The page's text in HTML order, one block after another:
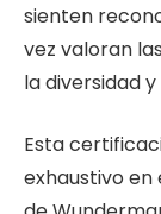
sienten
vez valoran
la diversidad
Esta
exhaustivo